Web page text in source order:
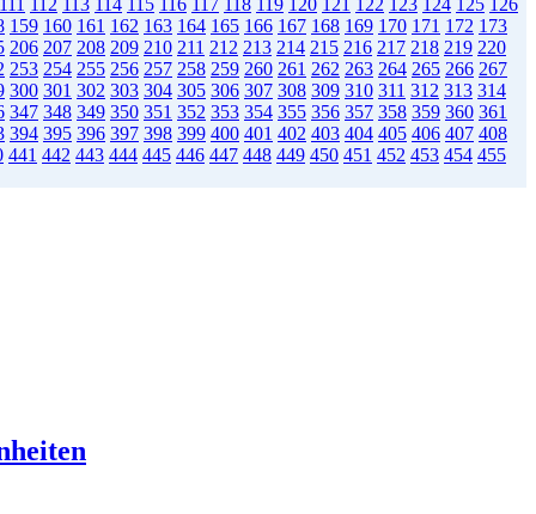
159 160 161 162 163 164 165 166 167 168 169 170 171 172 173
206 207 208 209 210 211 212 213 214 215 216 217 218 219 220
253 254 255 256 257 258 259 260 261 262 263 264 265 266 267
300 301 302 303 304 305 306 307 308 309 310 311 312 313 314
347 348 349 350 351 352 353 354 355 356 357 358 359 360 361
394 395 396 397 398 399 400 401 402 403 404 405 406 407 408
441 442 443 444 445 446 447 448 449 450 451 452 453 454 455